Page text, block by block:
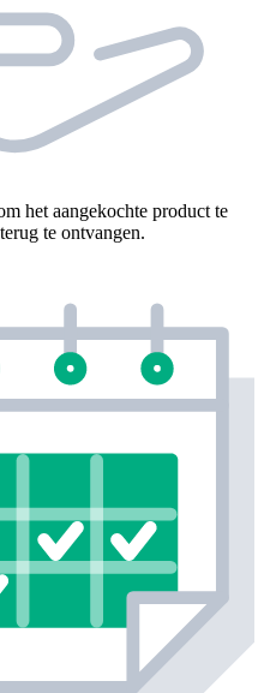
het aangekochte product te
te ontvangen.